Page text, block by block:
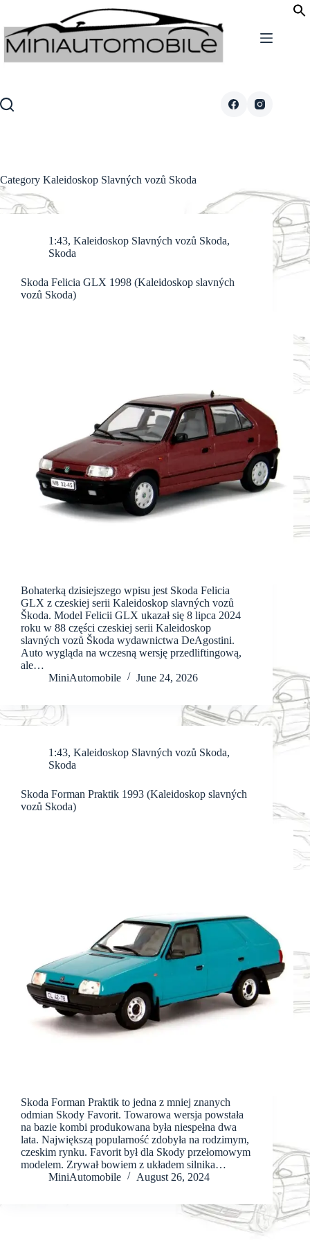
content
Category Kaleidoskop Slavných vozů Skoda
1:43, Kaleidoskop Slavných vozů Skoda,
Skoda
Skoda Felicia GLX 1998 (Kaleidoskop slavných
vozů Skoda)
Bohaterką dzisiejszego wpisu jest Skoda Felicia
GLX z czeskiej serii Kaleidoskop slavných vozů
Škoda. Model Felicii GLX ukazał się 8 lipca 2024
roku w 88 części czeskiej serii Kaleidoskop
slavných vozů Škoda wydawnictwa DeAgostini.
Auto wygląda na wczesną wersję przedliftingową,
ale…
MiniAutomobile
June 24, 2026
1:43, Kaleidoskop Slavných vozů Skoda,
Skoda
Skoda Forman Praktik 1993 (Kaleidoskop slavných
vozů Skoda)
Skoda Forman Praktik to jedna z mniej znanych
odmian Skody Favorit. Towarowa wersja powstała
na bazie kombi produkowana była niespełna dwa
lata. Największą popularność zdobyła na rodzimym,
czeskim rynku. Favorit był dla Skody przełomowym
modelem. Zrywał bowiem z układem silnika…
MiniAutomobile
August 26, 2024